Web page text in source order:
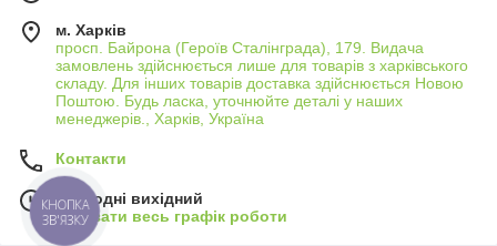
м. Харків
просп. Байрона (Героїв Сталінграда), 179. Видача
замовлень здійснюється лише для товарів з харківського
складу. Для інших товарів доставка здійснюється Новою
Поштою. Будь ласка, уточнюйте деталі у наших
менеджерів., Харків, Україна
Контакти
Сьогодні вихідний
Показати весь графік роботи
КНОПКА
ЗВ'ЯЗКУ